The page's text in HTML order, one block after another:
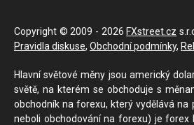
Copyright © 2009 - 2026FXstreet.cz
Pravidla diskuse, Obchodní podmínky,
Hlavní světové měny jsou americký
světě, na kterém se obchoduje s
obchodník na forexu, který vydělává
neboli obchodování na forexu) je forex